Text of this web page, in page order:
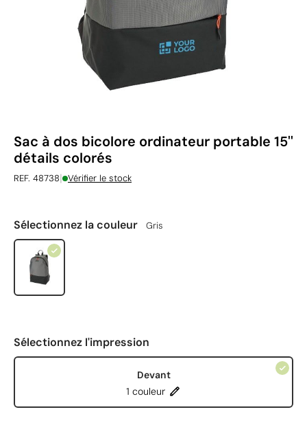
Sac à dos bicolore ordinateur portable 15''
détails colorés
REF. 48738| Vérifier le stock
Sélectionnez la couleur Gris
Sélectionnez l'impression
Devant
1 couleur